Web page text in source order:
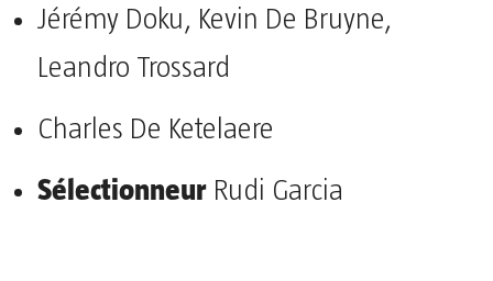
Jérémy Doku, Kevin De Bruyne,
Leandro Trossard
Charles De Ketelaere
SélectionneurRudi Garcia